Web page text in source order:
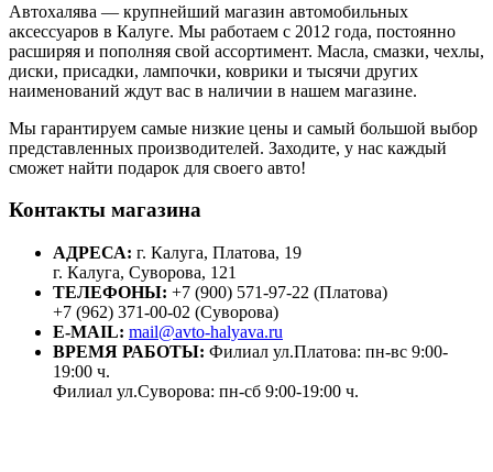
Автохалява — крупнейший магазин автомобильных
аксессуаров в Калуге. Мы работаем с 2012 года, постоянно
расширяя и пополняя свой ассортимент. Масла, смазки, чехлы,
диски, присадки, лампочки, коврики и тысячи других
наименований ждут вас в наличии в нашем магазине.
Мы гарантируем самые низкие цены и самый большой выбор
представленных производителей. Заходите, у нас каждый
сможет найти подарок для своего авто!
Контакты магазина
АДРЕСА: г. Калуга, Платова, 19
г. Калуга, Суворова, 121
ТЕЛЕФОНЫ: +7 (900) 571-97-22 (Платова)
+7 (962) 371-00-02 (Суворова)
E-MAIL: mail@avto-halyava.ru
ВРЕМЯ РАБОТЫ: Филиал ул.Платова: пн-вс 9:00-
19:00 ч.
Филиал ул.Суворова: пн-сб 9:00-19:00 ч.